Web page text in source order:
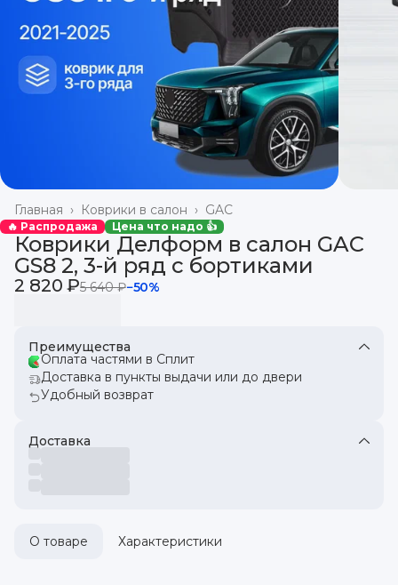
GAC
Коврики в салон ›
Главная ›
🔥 Распродажа Цена что надо 👍
Коврики Делформ в салон GAC
GS8 2, 3-й ряд с бортиками
2 820 ₽5 640 ₽−50%
Преимущества
Оплата частями в Сплит
Доставка в пункты выдачи или до двери
Удобный возврат
Доставка
О товаре Характеристики